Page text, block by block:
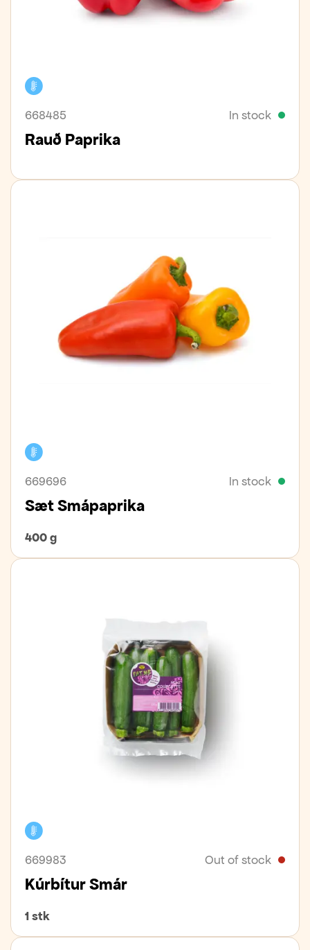
668485 In stock
Rauð Paprika
669696 In stock
Sæt Smápaprika
400 g
669983 Out of stock
Kúrbítur Smár
1 stk